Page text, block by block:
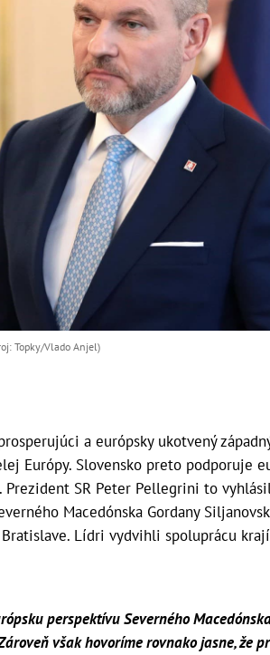
Topky/Vlado Anjel)
a európsky ukotvený
Európy. Slovensko preto podporuje
Prezident SR Peter Pellegrini to
Macedónska Gordany
Lídri vydvihli spoluprácu
perspektívu Severného
však hovoríme rovnako jasne, že